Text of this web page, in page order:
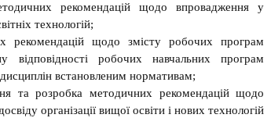
рекомендацій щодо впровадження у
технологій;
рекомендацій щодо змісту робочих програм
відповідності робочих навчальних програм
встановленим нормативам;
та розробка методичних рекомендацій щодо
організації вищої освіти і нових технологій